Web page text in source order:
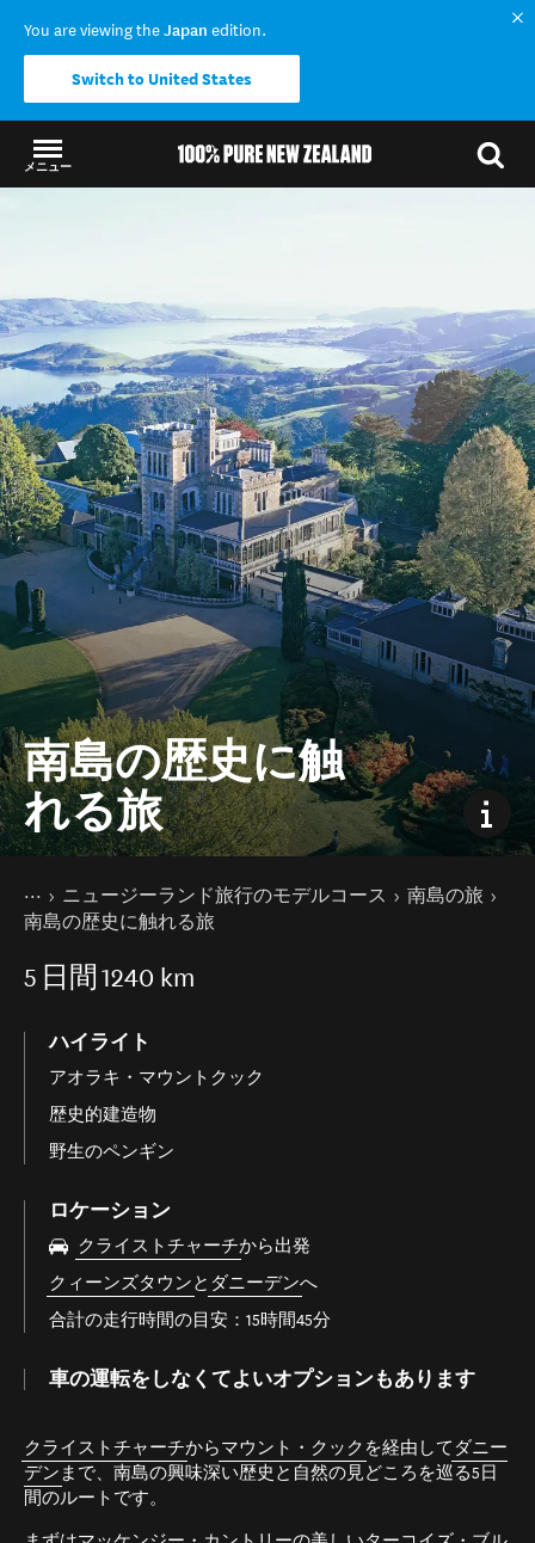
You are viewing theJapan edition.
Switch to United States
メニュー
南島の歴史に触
れる旅
現在のページ
ホーム
ニュージーランド旅行のモデルコース
南島の旅
南島の歴史に触れる旅
5 日間 1240 km
ハイライト
アオラキ・マウントクック
歴史的建造物
野生のペンギン
ロケーション
クライストチャーチから出発
クィーンズタウンと ダニーデンへ
合計の走行時間の目安：15時間45分
車の運転をしなくてよいオプションもあります
クライストチャーチからマウント・クック を経由して ダニー
デン まで、南島の興味深い歴史と自然の見どころを巡る5日
間のルートです。